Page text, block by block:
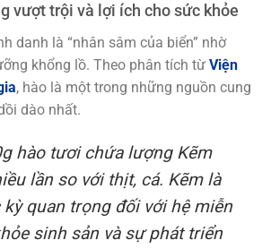
vượt trội và lợi ích cho sức khỏe
danh là “nhân sâm của biển” nhờ
khổng lồ. Theo phân tích từ Viện
, hào là một trong những nguồn cung
dào nhất.
hào tươi chứa lượng Kẽm
lần so với thịt, cá. Kẽm là
kỳ quan trọng đối với hệ miễn
sinh sản và sự phát triển